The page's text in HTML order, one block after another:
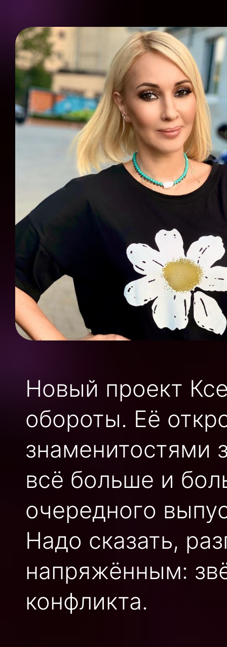
Новый проект
обороты. Её
знаменитостями
всё больше и
очередного
Надо сказать,
напряжённым:
конфликта.